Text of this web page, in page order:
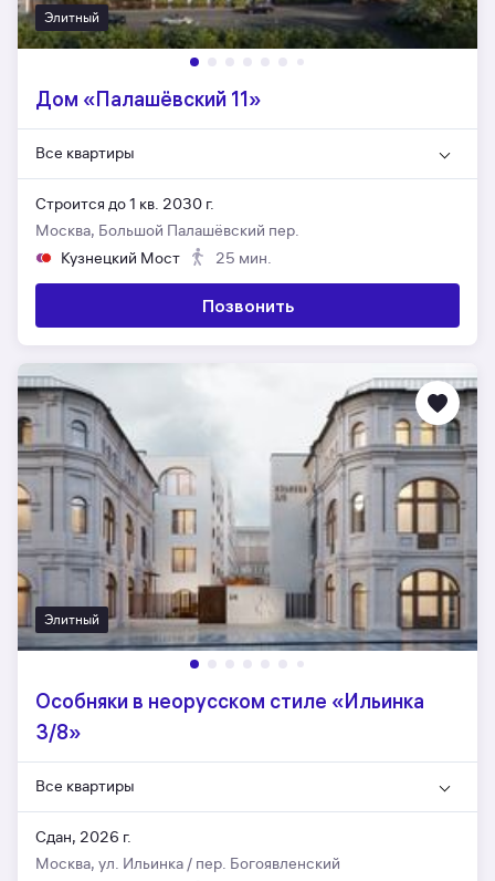
Элитный
Дом «Палашёвский 11»
Все квартиры
Строится до 1 кв. 2030 г.
Москва, Большой Палашёвский пер.
Кузнецкий Мост
25 мин.
Позвонить
Элитный
Особняки в неорусском стиле «Ильинка
3/8»
Все квартиры
Сдан, 2026 г.
Москва, ул. Ильинка / пер. Богоявленский